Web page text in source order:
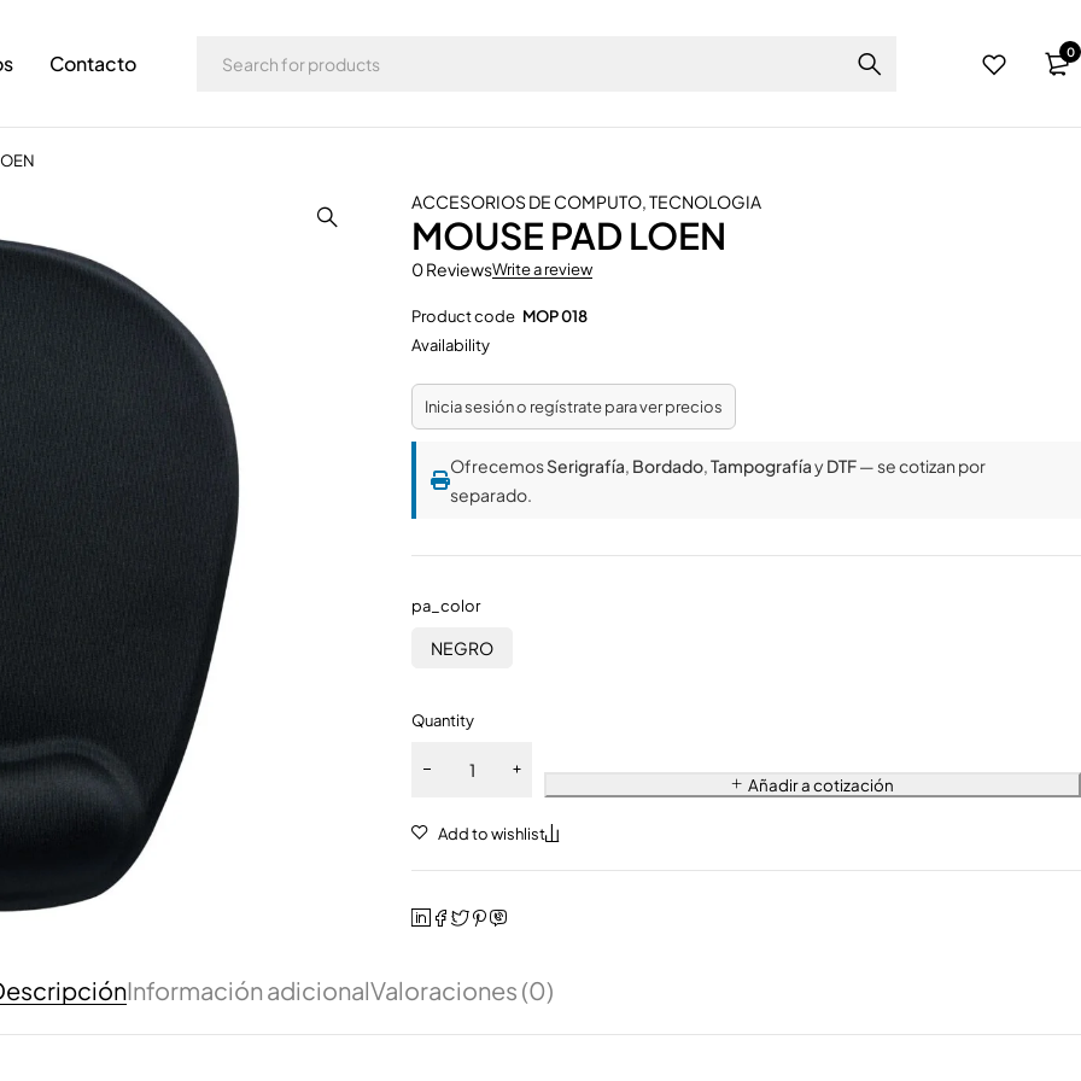
Contacto 0
ACCESORIOS DE COMPUTO,TECNOLOGIA
MOUSE PAD LOEN
0 ReviewsWrite a review
Product code MOP 018
Availability
Inicia sesión o regístrate para ver precios
OfrecemosSerigrafía, Bordado,TampografíayDTF— se cotizan por
separado.
pa_color
NEGRO
Quantity
Añadir a cotización
Información adicionalValoraciones (0)